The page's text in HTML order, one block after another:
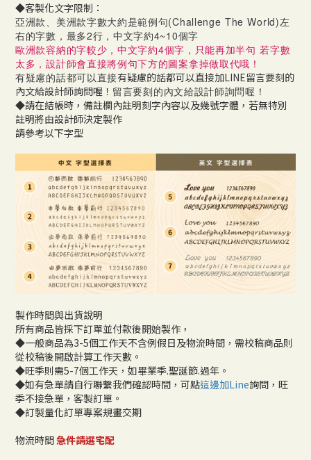
◆客製化文字限制：
亞洲款、美洲款字數大約是範例句(Challenge The World)左
右的字數，最多2行，中文字約4~10個字
歐洲款容納的字較少，中文字約4個字，只能再加半句 若字數
太多，設計師會直接將例句下方的圖案拿掉做取代哦！
有疑慮的話都可以直接有疑慮的話都可以直接加LINE留言要刻的
內文給設計師詢問喔！ 留言要刻的內文給設計師詢問喔！
◆請在結帳時，備註欄內註明刻字內容以及幾號字體，若無特別
註明將由設計師決定製作
請參考以下字型
製作時間與出貨說明
所有商品皆採下訂單並付款後開始製作，
◆一般商品為3-5個工作天不含例假日及物流時間，需校稿商品則
從校稿後開啟計算工作天數。
◆旺季則需5-7個工作天，如畢業季.聖誕節.過年。
◆如有急單請自行聯繫我們確認時間，可點這邊加Line詢問，旺
季不接急單，客製訂單。
◆訂製量化訂單專案規畫交期
物流時間急件請選宅配